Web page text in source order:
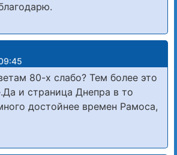
80-х слабо? Тем более это
и страница Днепра в то
достойнее времен Рамоса,